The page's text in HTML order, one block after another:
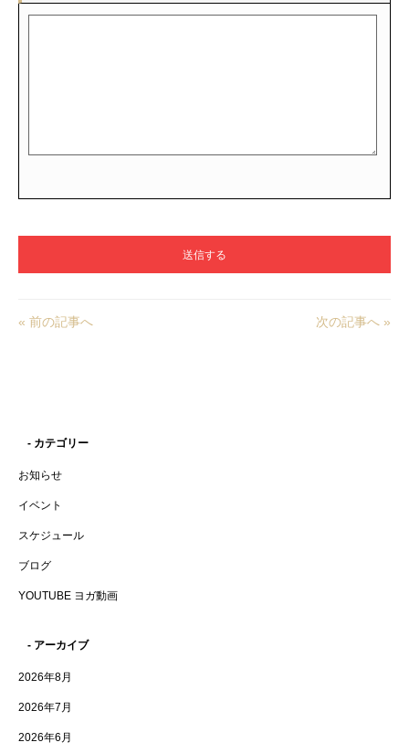
« 前の記事へ 次の記事へ »
- カテゴリー
お知らせ
イベント
スケジュール
ブログ
YOUTUBE ヨガ動画
- アーカイブ
2026年8月
2026年7月
2026年6月